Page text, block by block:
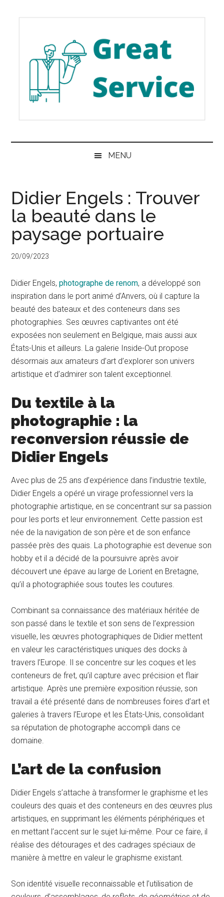
Great
Service
meilleurs
MENU
Didier Engels : Trouver
la beauté dans le
paysage portuaire
20/09/2023
Didier Engels,photographe de renom, a développé son
inspiration dans le port animé d’Anvers, où il capture la
beauté des bateaux et des conteneurs dans ses
photographies. Ses œuvres captivantes ont été
exposées non seulement en Belgique, mais aussi aux
États-Unis et ailleurs. La galerie Inside-Out propose
désormais aux amateurs d’art d’explorer son univers
artistique et d’admirer son talent exceptionnel.
Du textile à la
photographie : la
reconversion réussie de
Didier Engels
Avec plus de 25 ans d’expérience dans l’industrie textile,
Didier Engels a opéré un virage professionnel vers la
photographie artistique, en se concentrant sur sa passion
pour les ports et leur environnement. Cette passion est
née de la navigation de son père et de son enfance
passée près des quais. La photographie est devenue son
hobby et il a décidé de la poursuivre après avoir
découvert une épave au large de Lorient en Bretagne,
qu’il a photographiée sous toutes les coutures.
Combinant sa connaissance des matériaux héritée de
son passé dans le textile et son sens de l’expression
visuelle, les œuvres photographiques de Didier mettent
en valeur les caractéristiques uniques des docks à
travers l’Europe. Il se concentre sur les coques et les
conteneurs de fret, qu’il capture avec précision et flair
artistique. Après une première exposition réussie, son
travail a été présenté dans de nombreuses foires d’art et
galeries à travers l’Europe et les États-Unis, consolidant
sa réputation de photographe accompli dans ce
domaine.
L’art de la confusion
Didier Engels s’attache à transformer le graphisme et les
couleurs des quais et des conteneurs en des œuvres plus
artistiques, en supprimant les éléments périphériques et
en mettant l’accent sur le sujet lui-même. Pour ce faire, il
réalise des détourages et des cadrages spéciaux de
manière à mettre en valeur le graphisme existant.
Son identité visuelle reconnaissable et l’utilisation de